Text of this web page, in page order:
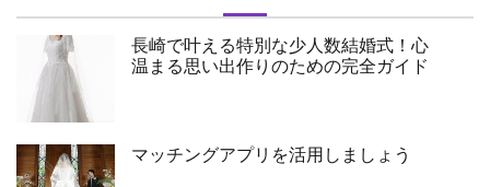
長崎で叶える特別な少人数結婚式！心
温まる思い出作りのための完全ガイド
マッチングアプリを活用しましょう